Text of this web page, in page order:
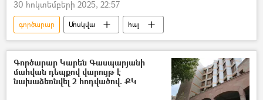
30 հոկտեմբերի 2025, 22:57
գործարար Մոսկվա հայ
Գործարար Կարեն Գասպարյանի
մահվան դեպքով վարույթ է
նախաձեռնվել 2 հոդվածով. ՔԿ